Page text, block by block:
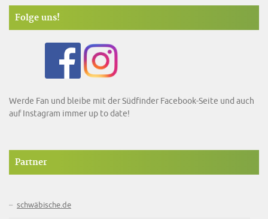
Folge uns!
Werde Fan und bleibe mit der Südfinder Facebook-Seite und auch
auf Instagram immer up to date!
Partner
schwäbische.de